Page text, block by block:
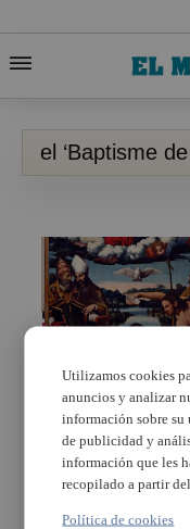
el ‘Baptisme
“Per foradar
pila de batejar
posar lo retaule
Mestre Batiste”:
‘Baptisme de
Joan de Joanes
Seu
Utilizamos cookies
anuncios y analizar
información sobre su
de publicidad y
información que les
recopilado a partir
Política de cookies